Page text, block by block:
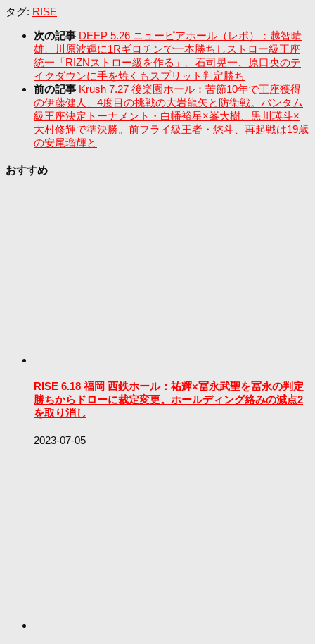
タグ: RISE
次の記事 DEEP 5.26 ニューピアホール（レポ）：越智晴
雄、川原波輝に1Rギロチンで一本勝ちしストロー級王座
統一「RIZNストロー級を作る」。石司晃一、原口央のテ
イクダウンに手を焼くもスプリット判定勝ち
前の記事 Krush 7.27 後楽園ホール：苦節10年で王座獲得
の伊藤健人、4度目の挑戦の大岩龍矢と防衛戦。バンタム
級王座決定トーナメント・白幡裕星×峯大樹、黒川瑛斗×
大村修輝で準決勝。前フライ級王者・悠斗、再起戦は19歳
の安尾瑠輝と
おすすめ
RISE 6.18 福岡 西鉄ホール：祐輝×冨永武聖を冨永の判定
勝ちからドローに裁定変更。ホールディング絡みの減点2
を取り消し
2023-07-05